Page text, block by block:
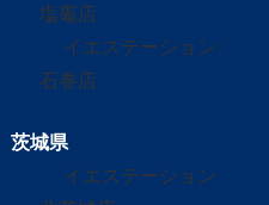
塩竈店
イエステーション
石巻店
茨城県
イエステーション